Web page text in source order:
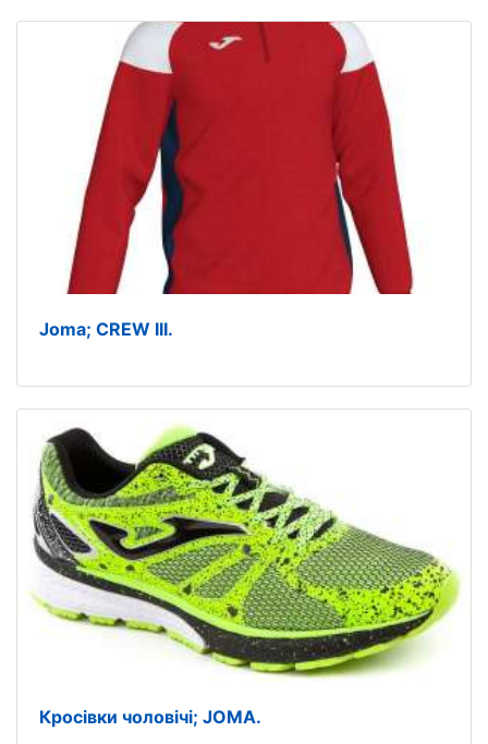
Joma; CREW III.
Кросівки чоловічі; JOMA.